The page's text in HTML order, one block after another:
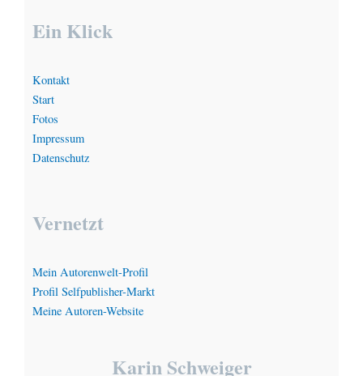
Ein Klick
Kontakt
Start
Fotos
Impressum
Datenschutz
Vernetzt
Mein Autorenwelt-Profil
Profil Selfpublisher-Markt
Meine Autoren-Website
Karin Schweiger